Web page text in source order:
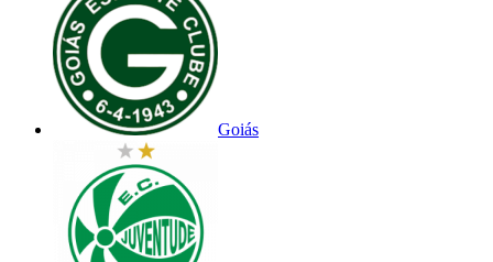
Goiás